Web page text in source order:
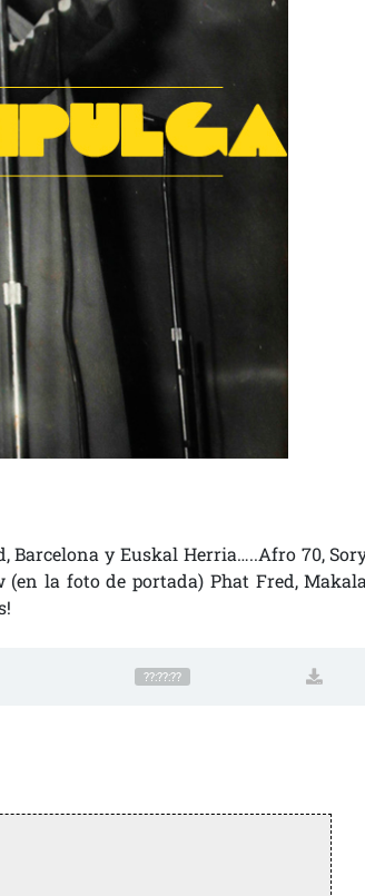
Barcelona y Euskal Herria…..Afro 70,
la foto de portada) Phat Fred,
??:??:??